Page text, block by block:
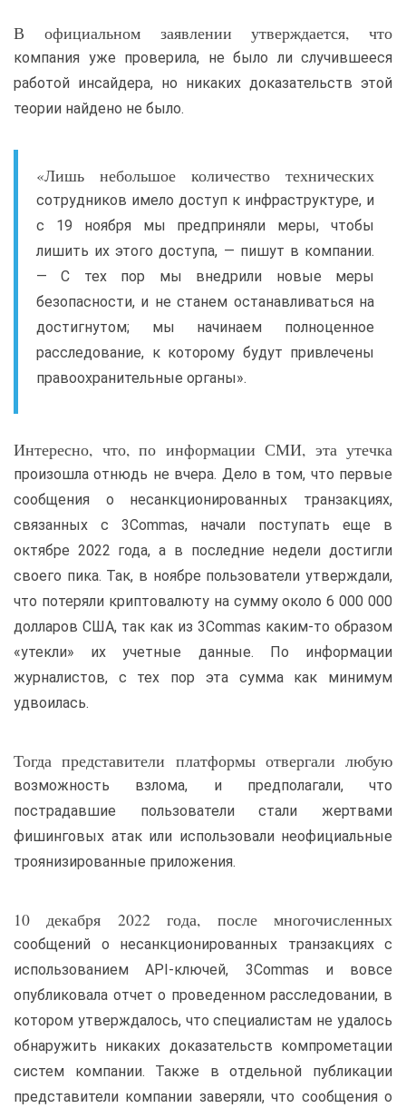
В официальном заявлении утверждается, что
компания уже проверила, не было ли случившееся
работой инсайдера, но никаких доказательств этой
теории найдено не было.
«Лишь небольшое количество технических
сотрудников имело доступ к инфраструктуре, и
с 19 ноября мы предприняли меры, чтобы
лишить их этого доступа, — пишут в компании.
— С тех пор мы внедрили новые меры
безопасности, и не станем останавливаться на
достигнутом; мы начинаем полноценное
расследование, к которому будут привлечены
правоохранительные органы».
Интересно, что, по информации СМИ, эта утечка
произошла отнюдь не вчера. Дело в том, что первые
сообщения о несанкционированных транзакциях,
связанных с 3Commas, начали поступать еще в
октябре 2022 года, а в последние недели достигли
своего пика. Так, в ноябре пользователи утверждали,
что потеряли криптовалюту на сумму около 6 000 000
долларов США, так как из 3Commas каким-то образом
«утекли» их учетные данные. По информации
журналистов, с тех пор эта сумма как минимум
удвоилась.
Тогда представители платформы отвергали любую
возможность взлома, и предполагали, что
пострадавшие пользователи стали жертвами
фишинговых атак или использовали неофициальные
троянизированные приложения.
10 декабря 2022 года, после многочисленных
сообщений о несанкционированных транзакциях с
использованием API-ключей, 3Commas и вовсе
опубликовала отчет о проведенном расследовании, в
котором утверждалось, что специалистам не удалось
обнаружить никаких доказательств компрометации
систем компании. Также в отдельной публикации
представители компании заверяли, что сообщения о